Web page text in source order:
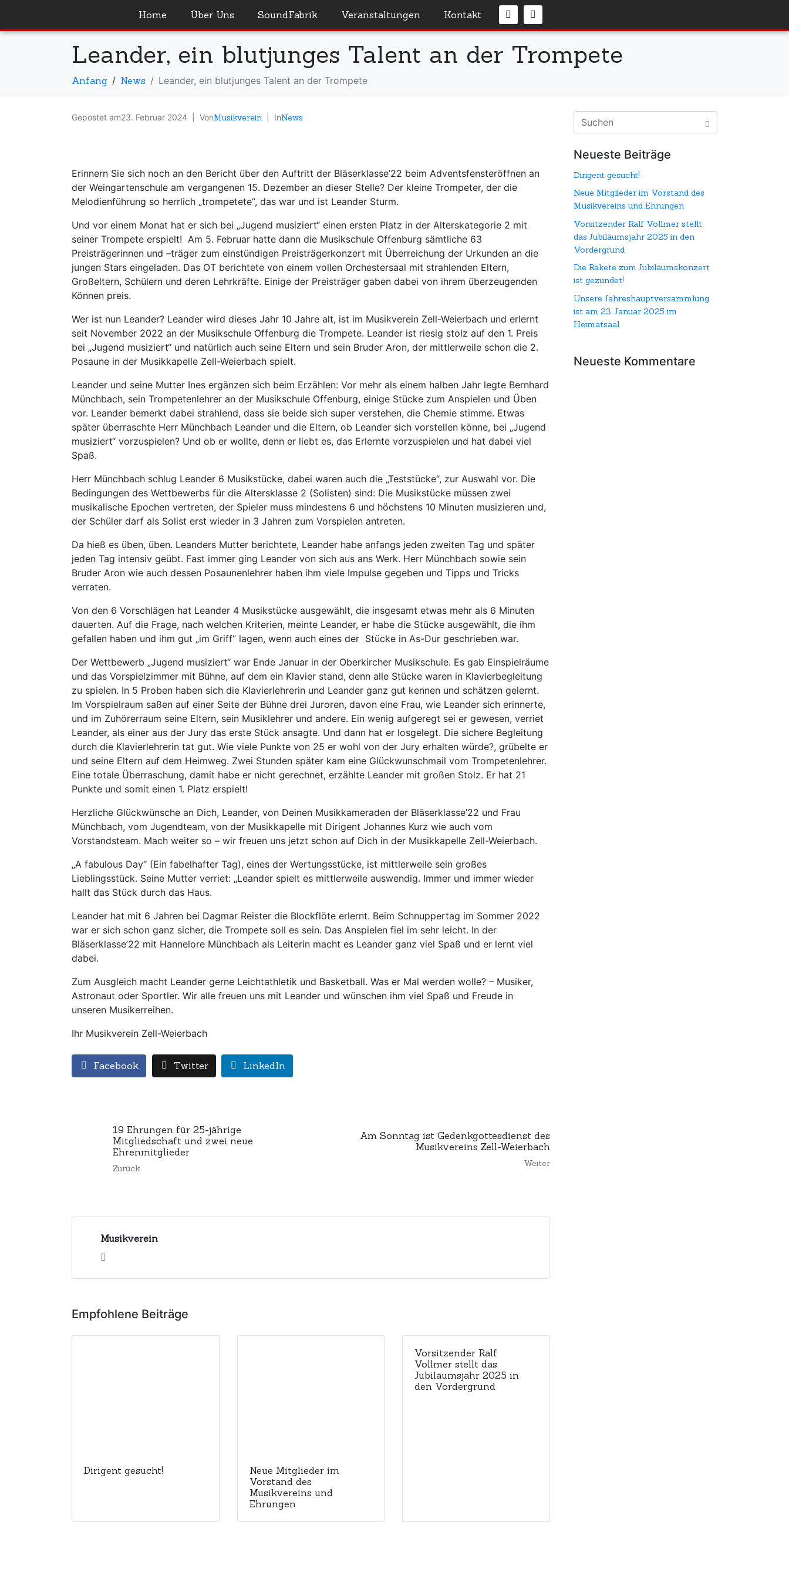
Home Über Uns SoundFabrik Veranstaltungen Kontakt
Leander, ein blutjunges Talent an der Trompete
Anfang News Leander, ein blutjunges Talent an der Trompete
Gepostet am23. Februar 2024 VonMusikverein InNews
Erinnern Sie sich noch an den Bericht über den Auftritt der Bläserklasse’22 beim Adventsfensteröffnen an
der Weingartenschule am vergangenen 15. Dezember an dieser Stelle? Der kleine Trompeter, der die
Melodienführung so herrlich „trompetete“, das war und ist Leander Sturm.
Und vor einem Monat hat er sich bei „Jugend musiziert“ einen ersten Platz in der Alterskategorie 2 mit
seiner Trompete erspielt! Am 5. Februar hatte dann die Musikschule Offenburg sämtliche 63
Preisträgerinnen und –träger zum einstündigen Preisträgerkonzert mit Überreichung der Urkunden an die
jungen Stars eingeladen. Das OT berichtete von einem vollen Orchestersaal mit strahlenden Eltern,
Großeltern, Schülern und deren Lehrkräfte. Einige der Preisträger gaben dabei von ihrem überzeugenden
Können preis.
Wer ist nun Leander? Leander wird dieses Jahr 10 Jahre alt, ist im Musikverein Zell-Weierbach und erlernt
seit November 2022 an der Musikschule Offenburg die Trompete. Leander ist riesig stolz auf den 1. Preis
bei „Jugend musiziert“ und natürlich auch seine Eltern und sein Bruder Aron, der mittlerweile schon die 2.
Posaune in der Musikkapelle Zell-Weierbach spielt.
Leander und seine Mutter Ines ergänzen sich beim Erzählen: Vor mehr als einem halben Jahr legte Bernhard
Münchbach, sein Trompetenlehrer an der Musikschule Offenburg, einige Stücke zum Anspielen und Üben
vor. Leander bemerkt dabei strahlend, dass sie beide sich super verstehen, die Chemie stimme. Etwas
später überraschte Herr Münchbach Leander und die Eltern, ob Leander sich vorstellen könne, bei „Jugend
musiziert“ vorzuspielen? Und ob er wollte, denn er liebt es, das Erlernte vorzuspielen und hat dabei viel
Spaß.
Herr Münchbach schlug Leander 6 Musikstücke, dabei waren auch die „Teststücke“, zur Auswahl vor. Die
Bedingungen des Wettbewerbs für die Altersklasse 2 (Solisten) sind: Die Musikstücke müssen zwei
musikalische Epochen vertreten, der Spieler muss mindestens 6 und höchstens 10 Minuten musizieren und,
der Schüler darf als Solist erst wieder in 3 Jahren zum Vorspielen antreten.
Da hieß es üben, üben. Leanders Mutter berichtete, Leander habe anfangs jeden zweiten Tag und später
jeden Tag intensiv geübt. Fast immer ging Leander von sich aus ans Werk. Herr Münchbach sowie sein
Bruder Aron wie auch dessen Posaunenlehrer haben ihm viele Impulse gegeben und Tipps und Tricks
verraten.
Von den 6 Vorschlägen hat Leander 4 Musikstücke ausgewählt, die insgesamt etwas mehr als 6 Minuten
dauerten. Auf die Frage, nach welchen Kriterien, meinte Leander, er habe die Stücke ausgewählt, die ihm
gefallen haben und ihm gut „im Griff“ lagen, wenn auch eines der Stücke in As-Dur geschrieben war.
Der Wettbewerb „Jugend musiziert“ war Ende Januar in der Oberkircher Musikschule. Es gab Einspielräume
und das Vorspielzimmer mit Bühne, auf dem ein Klavier stand, denn alle Stücke waren in Klavierbegleitung
zu spielen. In 5 Proben haben sich die Klavierlehrerin und Leander ganz gut kennen und schätzen gelernt.
Im Vorspielraum saßen auf einer Seite der Bühne drei Juroren, davon eine Frau, wie Leander sich erinnerte,
und im Zuhörerraum seine Eltern, sein Musiklehrer und andere. Ein wenig aufgeregt sei er gewesen, verriet
Leander, als einer aus der Jury das erste Stück ansagte. Und dann hat er losgelegt. Die sichere Begleitung
durch die Klavierlehrerin tat gut. Wie viele Punkte von 25 er wohl von der Jury erhalten würde?, grübelte er
und seine Eltern auf dem Heimweg. Zwei Stunden später kam eine Glückwunschmail vom Trompetenlehrer.
Eine totale Überraschung, damit habe er nicht gerechnet, erzählte Leander mit großen Stolz. Er hat 21
Punkte und somit einen 1. Platz erspielt!
Herzliche Glückwünsche an Dich, Leander, von Deinen Musikkameraden der Bläserklasse’22 und Frau
Münchbach, vom Jugendteam, von der Musikkapelle mit Dirigent Johannes Kurz wie auch vom
Vorstandsteam. Mach weiter so – wir freuen uns jetzt schon auf Dich in der Musikkapelle Zell-Weierbach.
„A fabulous Day“ (Ein fabelhafter Tag), eines der Wertungsstücke, ist mittlerweile sein großes
Lieblingsstück. Seine Mutter verriet: „Leander spielt es mittlerweile auswendig. Immer und immer wieder
hallt das Stück durch das Haus.
Leander hat mit 6 Jahren bei Dagmar Reister die Blockflöte erlernt. Beim Schnuppertag im Sommer 2022
war er sich schon ganz sicher, die Trompete soll es sein. Das Anspielen fiel im sehr leicht. In der
Bläserklasse’22 mit Hannelore Münchbach als Leiterin macht es Leander ganz viel Spaß und er lernt viel
dabei.
Zum Ausgleich macht Leander gerne Leichtathletik und Basketball. Was er Mal werden wolle? – Musiker,
Astronaut oder Sportler. Wir alle freuen uns mit Leander und wünschen ihm viel Spaß und Freude in
unseren Musikerreihen.
Ihr Musikverein Zell-Weierbach
Facebook Twitter LinkedIn
19 Ehrungen für 25-jährige
Mitgliedschaft und zwei neue
Ehrenmitglieder
Zurück
Am Sonntag ist Gedenkgottesdienst des
Musikvereins Zell-Weierbach
Weiter
Musikverein
Empfohlene Beiträge
Dirigent gesucht!
Neue Mitglieder im
Vorstand des
Musikvereins und
Ehrungen
Vorsitzender Ralf
Vollmer stellt das
Jubiläumsjahr 2025 in
den Vordergrund
Neueste Beiträge
Dirigent gesucht!
Neue Mitglieder im Vorstand des
Musikvereins und Ehrungen
Vorsitzender Ralf Vollmer stellt
das Jubiläumsjahr 2025 in den
Vordergrund
Die Rakete zum Jubiläumskonzert
ist gezündet!
Unsere Jahreshauptversammlung
ist am 23. Januar 2025 im
Heimatsaal
Neueste Kommentare